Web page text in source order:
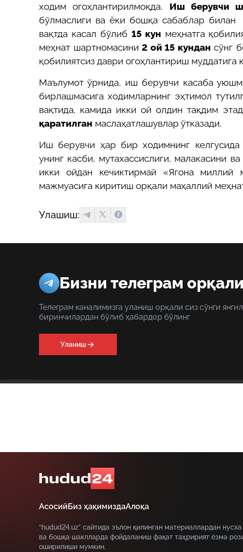
ходим огоҳлантирилмоқда. Иш берувчи
бўлмаслиги ва ёки бошқа сабаблар
вақтда касал бўлиб 15 кун меҳнатга
меҳнат шартномасини2 ой 15 кундан сўнг
қобилиятсиз даври огоҳлантириш муддатига
Маълумот ўрнида, иш берувчи касаба
бирлашмасига ходимларнинг эҳтимол
вақтида, камида икки ой олдин тақдим
қаратилган маслаҳатлашувлар ўтказади.
Иш берувчи ҳар бир ходимнинг
унинг касби, мутахассислиги, малакасини
икки ойдан кечиктирмай «Ягона миллий
мажмуасига киритиш орқали маҳаллий
Улашиш:
Бизни телеграм
Телеграм каналимизга уланиш орқали сиз сўнги
биринчилардан бўлиб ҳабардор бўлинг
Уланиш
АсосийБиз ҳақимиздаАлоқа
“hudud24.uz” сайтида эълон қилинган материаллардан
ва бошқа шаклларда фойдаланиш фақат таҳририят ёзма
оширилиши мумкин.